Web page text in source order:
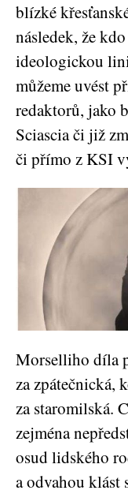
blízké
následek, že
ideologickou
můžeme uvést
redaktorů, jako
Sciascia či již
či přímo z KSI
Morselliho díla
za zpátečnická,
za staromilská.
zejména
osud lidského
a odvahou klást